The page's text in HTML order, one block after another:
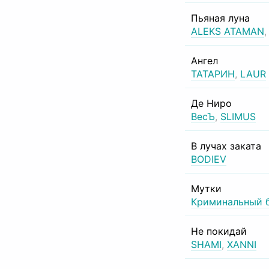
Пьяная луна
ALEKS ATAMAN,
Ангел
ТАТАРИН, LAUR
Де Ниро
ВесЪ, SLIMUS
В лучах заката
BODIEV
Мутки
Криминальный
Не покидай
SHAMI, XANNI